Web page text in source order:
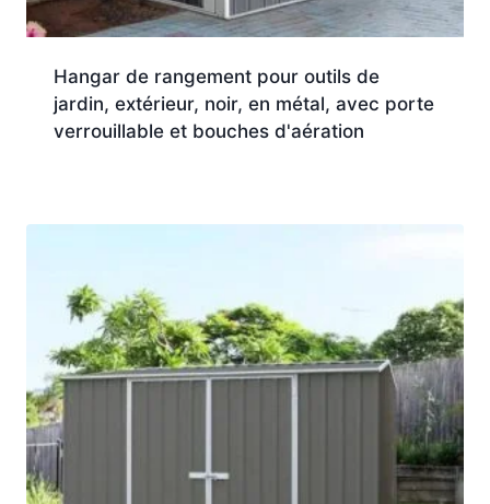
Hangar de rangement pour outils de
jardin, extérieur, noir, en métal, avec porte
verrouillable et bouches d'aération